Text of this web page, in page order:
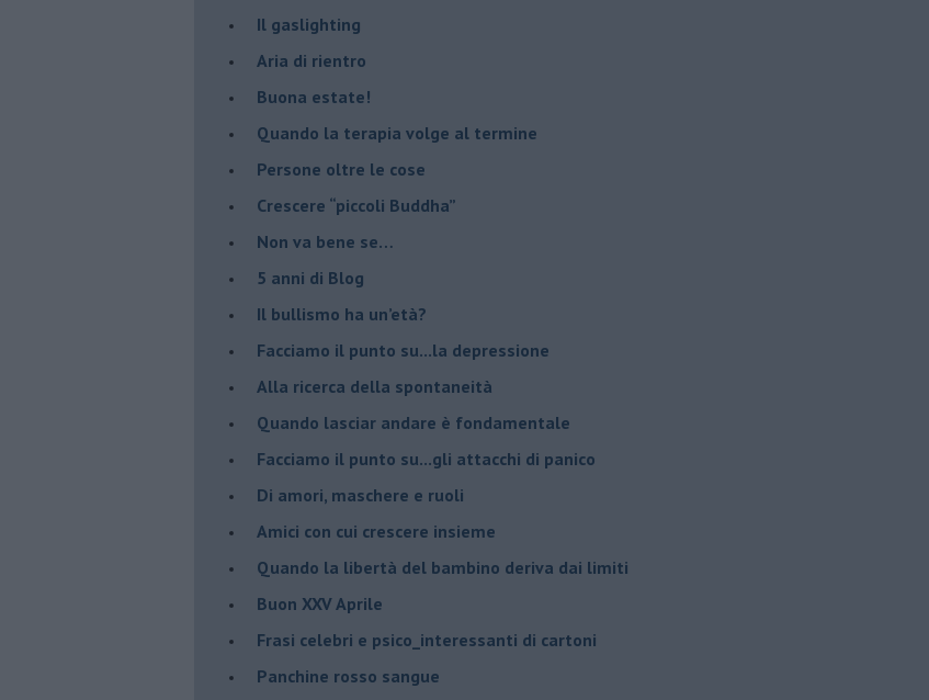
Il gaslighting
Aria di rientro
Buona estate!
​Quando la terapia volge al termine
​Persone oltre le cose
​Crescere “piccoli Buddha”
Non va bene se…
​5 anni di Blog
​Il bullismo ha un’età?
Facciamo il punto su...la depressione
​Alla ricerca della spontaneità
​Quando lasciar andare è fondamentale
Facciamo il punto su...gli attacchi di panico
Di amori, maschere e ruoli
​Amici con cui crescere insieme
​Quando la libertà del bambino deriva dai limiti
Buon XXV Aprile
​Frasi celebri e psico_interessanti di cartoni
​Panchine rosso sangue